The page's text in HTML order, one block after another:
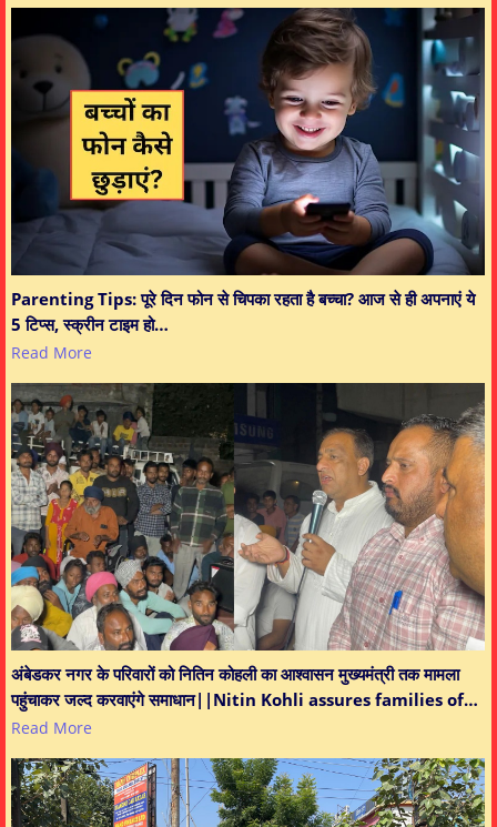
Parenting Tips: पूरे दिन फोन से चिपका रहता है बच्चा? आज से ही अपनाएं ये
5 टिप्स, स्क्रीन टाइम हो…
Read More
अंबेडकर नगर के परिवारों को नितिन कोहली का आश्वासन मुख्यमंत्री तक मामला
पहुंचाकर जल्द करवाएंगे समाधान||Nitin Kohli assures families of…
Read More